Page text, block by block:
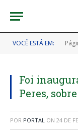
VOCÊ ESTÁ EM:
Foi
Peres,
POR PORTAL ON 24 DE